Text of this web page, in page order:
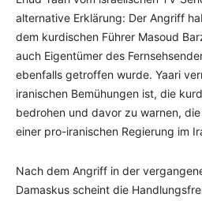
alternative Erklärung: Der Angriff
dem kurdischen Führer Masoud
auch Eigentümer des
ebenfalls getroffen wurde. Yaari
iranischen Bemühungen ist, die
bedrohen und davor zu warnen,
einer pro-iranischen Regierung im
Nach dem Angriff in der
Damaskus scheint die